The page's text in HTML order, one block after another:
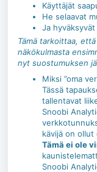
Käyttäjät
He selaavat
Ja
Tämä tarkoittaa,
näkökulmasta
nyt suostumuksen
Miksi ”oma
Tässä
tallentavat
Snoobi
kävijä on ollut
Tämä ei ole
Snoobi